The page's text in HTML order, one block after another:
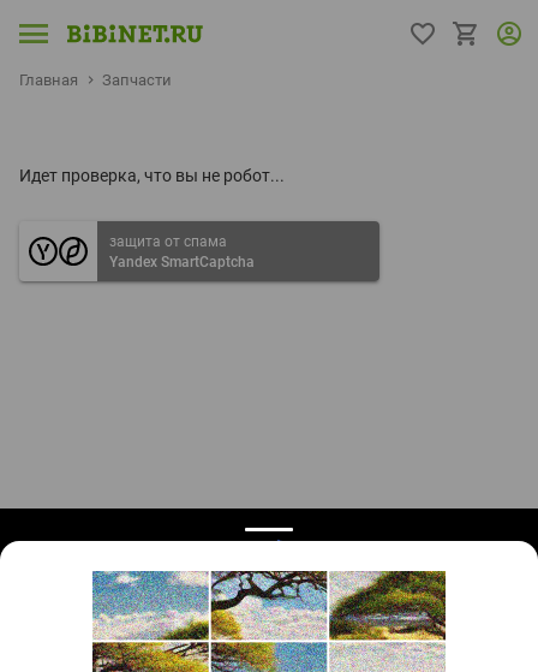
Главная Запчасти
Идет проверка, что вы не робот...
защита от спама
Yandex SmartCaptcha
Поиск запчастей О проекте